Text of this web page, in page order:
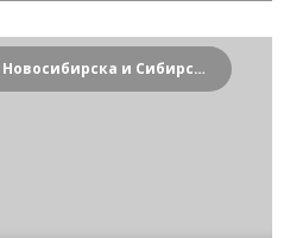
Криминальные новости Новосибирска и Сибирского региона